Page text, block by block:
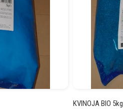
KVINOJA BIO 5kg